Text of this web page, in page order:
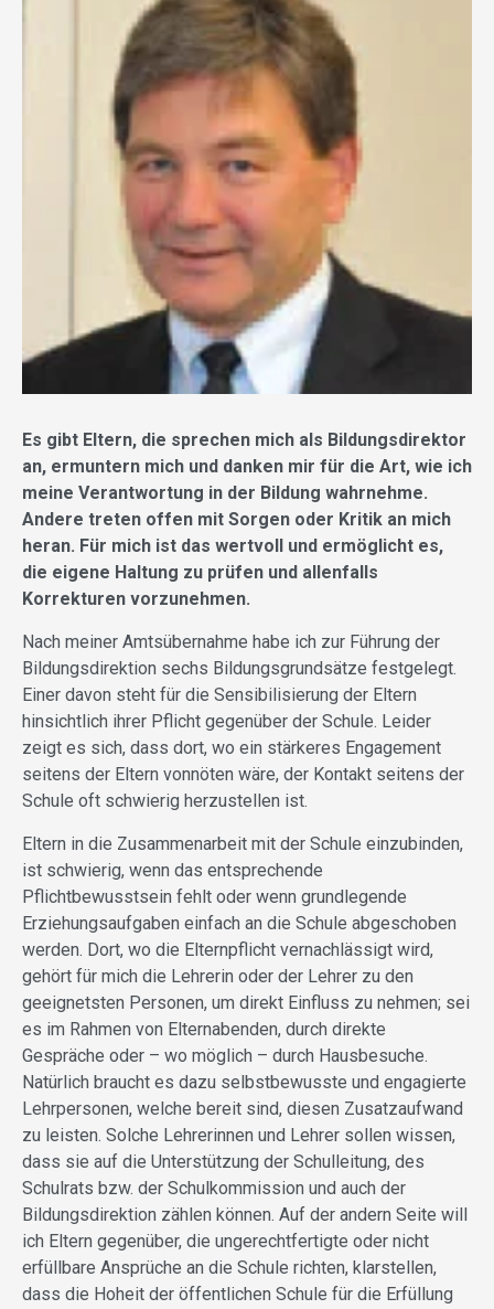
Es gibt Eltern, die sprechen mich als Bildungsdirektor
an, ermuntern mich und danken mir für die Art, wie ich
meine Verantwortung in der Bildung wahrnehme.
Andere treten offen mit Sorgen oder Kritik an mich
heran. Für mich ist das wertvoll und ermöglicht es,
die eigene Haltung zu prüfen und allenfalls
Korrekturen vorzunehmen.
Nach meiner Amtsübernahme habe ich zur Führung der
Bildungsdirektion sechs Bildungsgrundsätze festgelegt.
Einer davon steht für die Sensibilisierung der Eltern
hinsichtlich ihrer Pflicht gegenüber der Schule. Leider
zeigt es sich, dass dort, wo ein stärkeres Engagement
seitens der Eltern vonnöten wäre, der Kontakt seitens der
Schule oft schwierig herzustellen ist.
Eltern in die Zusammenarbeit mit der Schule einzubinden,
ist schwierig, wenn das entsprechende
Pflichtbewusstsein fehlt oder wenn grundlegende
Erziehungsaufgaben einfach an die Schule abgeschoben
werden. Dort, wo die Elternpflicht vernachlässigt wird,
gehört für mich die Lehrerin oder der Lehrer zu den
geeignetsten Personen, um direkt Einfluss zu nehmen; sei
es im Rahmen von Elternabenden, durch direkte
Gespräche oder – wo möglich – durch Hausbesuche.
Natürlich braucht es dazu selbstbewusste und engagierte
Lehrpersonen, welche bereit sind, diesen Zusatzaufwand
zu leisten. Solche Lehrerinnen und Lehrer sollen wissen,
dass sie auf die Unterstützung der Schulleitung, des
Schulrats bzw. der Schulkommission und auch der
Bildungsdirektion zählen können. Auf der andern Seite will
ich Eltern gegenüber, die ungerechtfertigte oder nicht
erfüllbare Ansprüche an die Schule richten, klarstellen,
dass die Hoheit der öffentlichen Schule für die Erfüllung